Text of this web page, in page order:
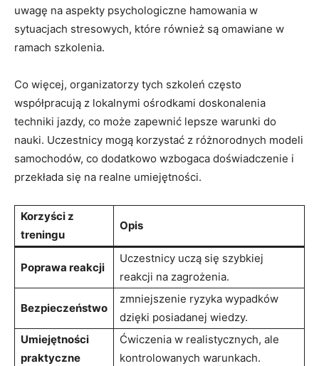
uwagę na aspekty‌ psychologiczne hamowania ‌w
sytuacjach stresowych, które również są omawiane w
ramach szkolenia.
Co więcej, organizatorzy tych szkoleń często
współpracują z lokalnymi ⁢ośrodkami doskonalenia
techniki jazdy, co może zapewnić ‍lepsze warunki do
nauki. Uczestnicy ⁣mogą korzystać z różnorodnych modeli
samochodów,​ co dodatkowo wzbogaca doświadczenie‍ i
przekłada się na realne‌ umiejętności.
Korzyści z
treningu
Opis
Poprawa‍ reakcji
Uczestnicy uczą się ‌szybkiej
reakcji na‌ zagrożenia.
Bezpieczeństwo
zmniejszenie ryzyka wypadków
dzięki posiadanej wiedzy.
Umiejętności ​
praktyczne
Ćwiczenia w realistycznych, ale
kontrolowanych warunkach.